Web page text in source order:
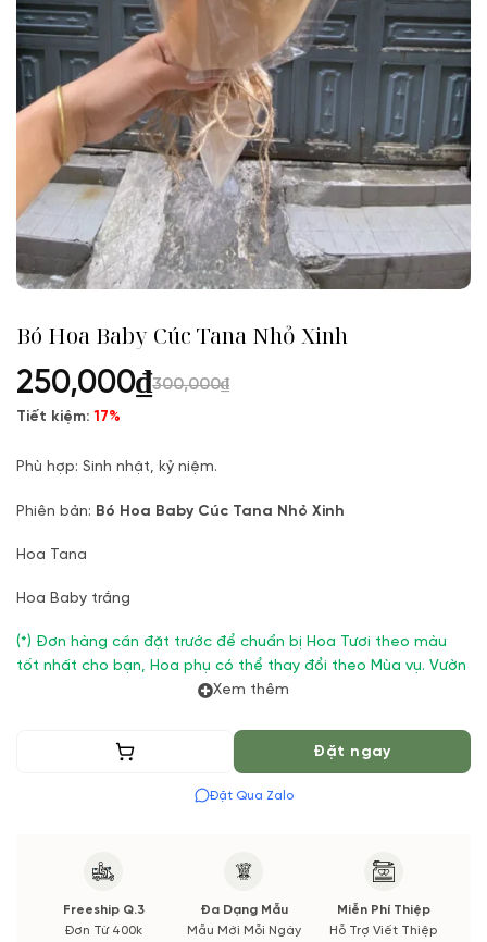
Bó Hoa Baby Cúc Tana Nhỏ Xinh
250,000₫300,000₫
Tiết kiệm:17%
Phù hợp: Sinh nhật, kỷ niệm.
Phiên bản: Bó Hoa Baby Cúc Tana Nhỏ Xinh
Hoa Tana
Hoa Baby trắng
(*) Đơn hàng cần đặt trước để chuẩn bị Hoa Tươi theo màu
tốt nhất cho bạn, Hoa phụ có thể thay đổi theo Mùa vụ. Vườn
Hoa Tươi đảm bảo phong cách cắm, tone màu sắc. Nếu có
xác nhận trước khi cắm.
Xem thêm
Thêm vào giỏ Đặt ngay
Đặt Qua Zalo
Freeship Q.3
Đơn Từ 400k
Đa Dạng Mẫu
Mẫu Mới Mỗi Ngày
Miễn Phí Thiệp
Hỗ Trợ Viết Thiệp